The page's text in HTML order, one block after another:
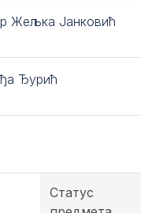
Жељка Јанковић
Ђурић
Статус